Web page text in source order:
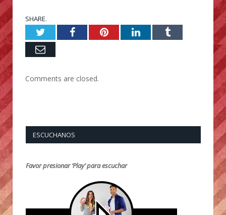
SHARE.
TwitterFacebookPinterestLinkedInTumblr
Email
Comments are closed.
ESCUCHANOS
Favor presionar ‘Play’ para escuchar